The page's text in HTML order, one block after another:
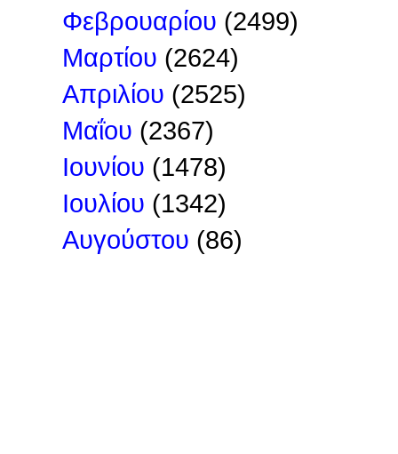
Φεβρουαρίου (2499)
Μαρτίου (2624)
Απριλίου (2525)
Μαΐου (2367)
Ιουνίου (1478)
Ιουλίου (1342)
Αυγούστου (86)